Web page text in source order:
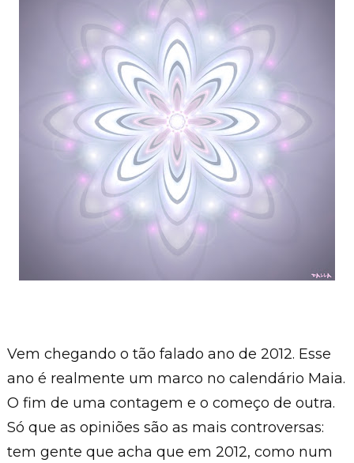
Vem chegando o tão falado ano de 2012. Esse
ano é realmente um marco no calendário Maia.
O fim de uma contagem e o começo de outra.
Só que as opiniões são as mais controversas:
tem gente que acha que em 2012, como num